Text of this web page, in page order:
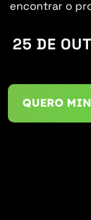
encontrar o
QUERO